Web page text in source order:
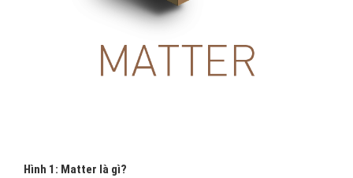
Hình 1: Matter là gì?